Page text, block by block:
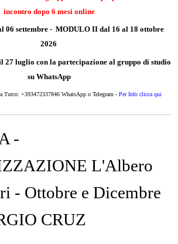
incontro dopo 6 mesi online
06 settembre - MODULO II dal 16 al 18 ottobre
2026
luglio con la partecipazione al gruppo di studio
su WhatsApp
Turco: +393472337846 WhatsApp o Telegram - Per Info clicca qui
-
L'Albero
- Ottobre e Dicembre
CRUZ